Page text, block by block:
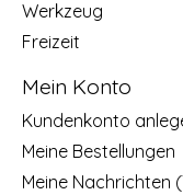
Werkzeug
Freizeit
Mein Konto
Kundenkonto
Meine Bestellungen
Meine Nachrichten